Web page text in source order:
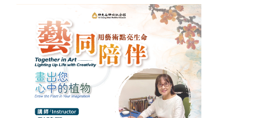
圖說：南華大學舉辦「曹源一滴遍界春─2015余碧珠書法展」，
華大學提供